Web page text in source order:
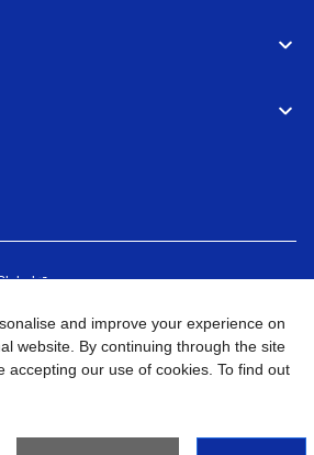
Site Map Kunjungi Situs Global
SALES INDONESIA All
and improve your experience on
website. By continuing through the site
accepting our use of cookies. To find out